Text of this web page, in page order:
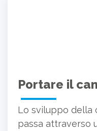
Portare il
Lo sviluppo della
passa attraverso